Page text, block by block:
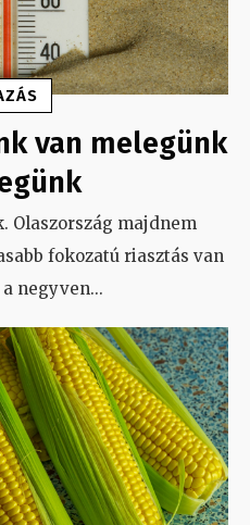
van melegünk
Olaszország majdnem
fokozatú riasztás van
negyven...